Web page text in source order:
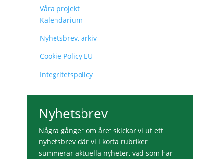
Våra projekt
Kalendarium
Nyhetsbrev, arkiv
Cookie Policy EU
Integritetspolicy
Nyhetsbrev
Några gånger om året skickar vi ut ett
nyhetsbrev där vi i korta rubriker
summerar aktuella nyheter, vad som har